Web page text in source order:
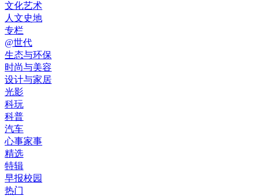
文化艺术
人文史地
专栏
@世代
生态与环保
时尚与美容
设计与家居
光影
科玩
科普
汽车
心事家事
精选
特辑
早报校园
热门